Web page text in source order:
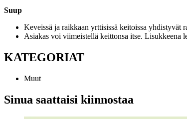
Suup
Keveissä ja raikkaan yrttisissä keitoissa yhdistyvät
Asiakas voi viimeistellä keittonsa itse. Lisukkeena
KATEGORIAT
Muut
Sinua saattaisi kiinnostaa